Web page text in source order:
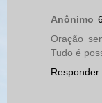
Anônimo
Oração
Tudo é
Responder